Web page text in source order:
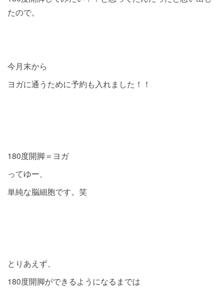
たので。
今月末から
ヨガに通うために予約も入れました！！
180度開脚＝ヨガ
ってゆー、
単純な脳細胞です。笑
とりあえず、
180度開脚ができるようになるまでは